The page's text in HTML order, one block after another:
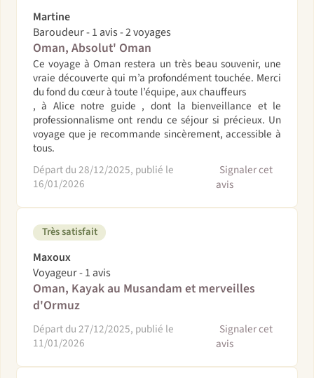
Martine
Baroudeur - 1 avis - 2 voyages
Oman, Absolut' Oman
Ce voyage à Oman restera un très beau souvenir, une
vraie découverte qui m’a profondément touchée. Merci
du fond du cœur à toute l’équipe, aux chauffeurs
, à Alice notre guide , dont la bienveillance et le
professionnalisme ont rendu ce séjour si précieux. Un
voyage que je recommande sincèrement, accessible à
tous.
Départ du 28/12/2025, publié le
16/01/2026
Signaler cet
avis
Très satisfait
Maxoux
Voyageur - 1 avis
Oman, Kayak au Musandam et merveilles
d'Ormuz
Départ du 27/12/2025, publié le
11/01/2026
Signaler cet
avis